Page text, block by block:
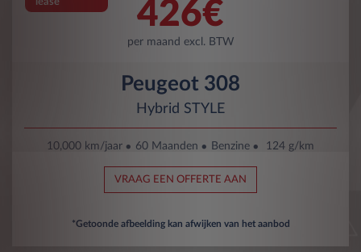
426€
per maand excl. BTW
Peugeot 308
Hybrid STYLE
10,000 km/jaar 60 Maanden Benzine 124 g/km
VRAAG EEN OFFERTE AAN
*Getoonde afbeelding kan afwijken van het aanbod